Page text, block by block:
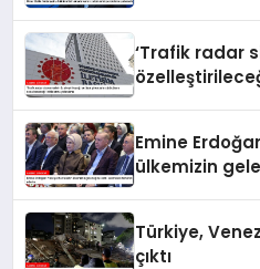
‘Trafik radar
Emine
ülkemizin
Türkiye,
çıktı